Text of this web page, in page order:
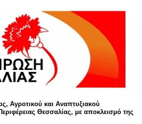
Αγροτικού και Αναπτυξιακού
Θεσσαλίας, με αποκλεισμό της